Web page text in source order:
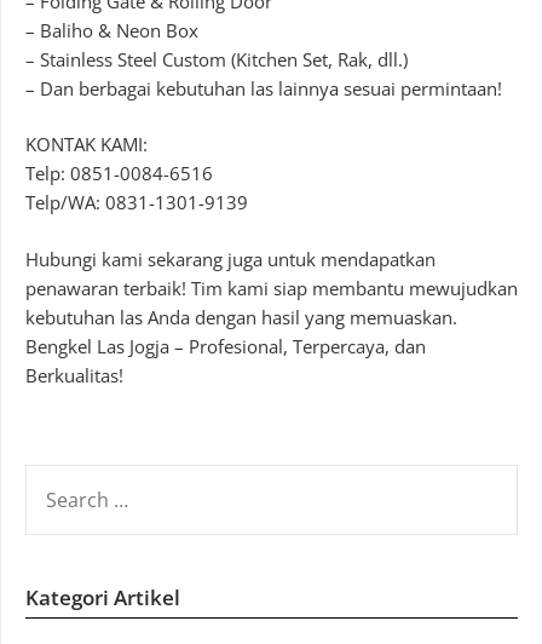
– Baliho & Neon Box
– Stainless Steel Custom (Kitchen Set, Rak, dll.)
– Dan berbagai kebutuhan las lainnya sesuai permintaan!
KONTAK KAMI:
Telp: 0851-0084-6516
Telp/WA: 0831-1301-9139
Hubungi kami sekarang juga untuk mendapatkan
penawaran terbaik! Tim kami siap membantu mewujudkan
kebutuhan las Anda dengan hasil yang memuaskan.
Bengkel Las Jogja – Profesional, Terpercaya, dan
Berkualitas!
FOR:
Kategori Artikel